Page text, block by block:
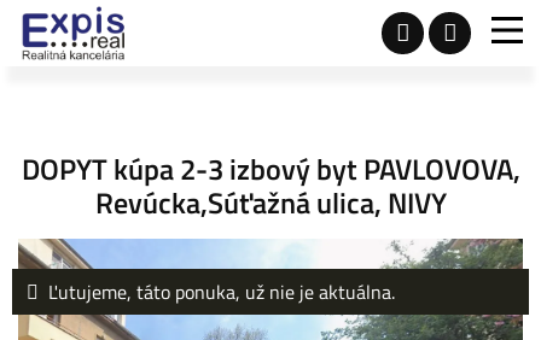
DOPYT kúpa 2-3 izbový byt PAVLOVOVA,
Revúcka,Súťažná ulica, NIVY
Ľutujeme, táto ponuka, už nie je aktuálna.